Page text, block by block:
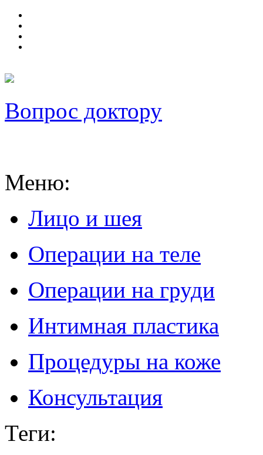
Вопрос доктору
Меню:
Лицо и шея
Операции на теле
Операции на груди
Интимная пластика
Процедуры на коже
Консультация
Теги: